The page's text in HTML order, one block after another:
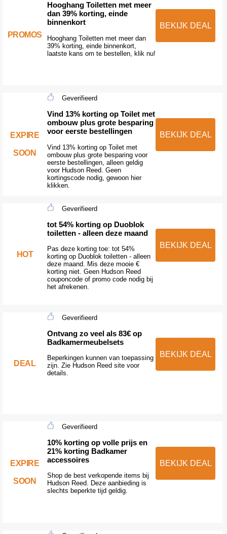
PROMOS
Hooghang Toiletten met meer
dan 39% korting, einde
binnenkort
Hooghang Toiletten met meer dan
39% korting, einde binnenkort,
laatste kans om te bestellen, klik nu!
BEKIJK DEAL
EXPIRE
SOON
Geverifieerd
Vind 13% korting op Toilet met
ombouw plus grote besparing
voor eerste bestellingen
Vind 13% korting op Toilet met
ombouw plus grote besparing voor
eerste bestellingen, alleen geldig
voor Hudson Reed. Geen
kortingscode nodig, gewoon hier
klikken.
BEKIJK DEAL
HOT
Geverifieerd
tot 54% korting op Duoblok
toiletten - alleen deze maand
Pas deze korting toe: tot 54%
korting op Duoblok toiletten - alleen
deze maand. Mis deze mooie €
korting niet. Geen Hudson Reed
couponcode of promo code nodig bij
het afrekenen.
BEKIJK DEAL
DEAL
Geverifieerd
Ontvang zo veel als 83€ op
Badkamermeubelsets
Beperkingen kunnen van toepassing
zijn. Zie Hudson Reed site voor
details.
BEKIJK DEAL
EXPIRE
SOON
Geverifieerd
10% korting op volle prijs en
21% korting Badkamer
accessoires
Shop de best verkopende items bij
Hudson Reed. Deze aanbieding is
slechts beperkte tijd geldig.
BEKIJK DEAL